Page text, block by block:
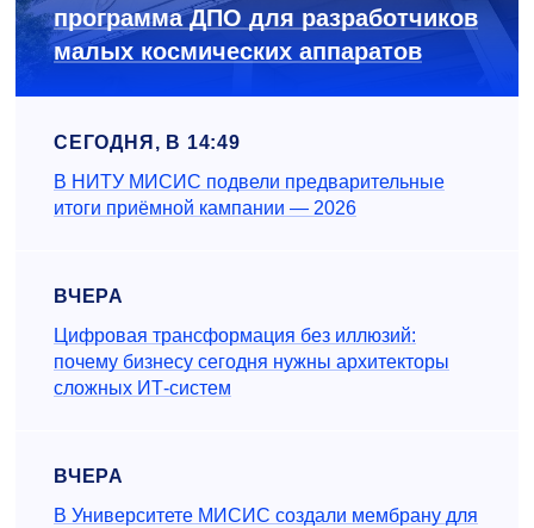
программа ДПО для разработчиков
малых космических аппаратов
СЕГОДНЯ, В 14:49
В НИТУ МИСИС подвели предварительные
итоги приёмной кампании — 2026
ВЧЕРА
Цифровая трансформация без иллюзий:
почему бизнесу сегодня нужны архитекторы
сложных ИТ-систем
ВЧЕРА
В Университете МИСИС создали мембрану для